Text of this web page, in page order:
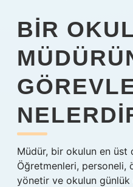
BIR
Müdür, bir okulun en üst
Öğretmenleri, personeli,
yönetir ve okulun günlük